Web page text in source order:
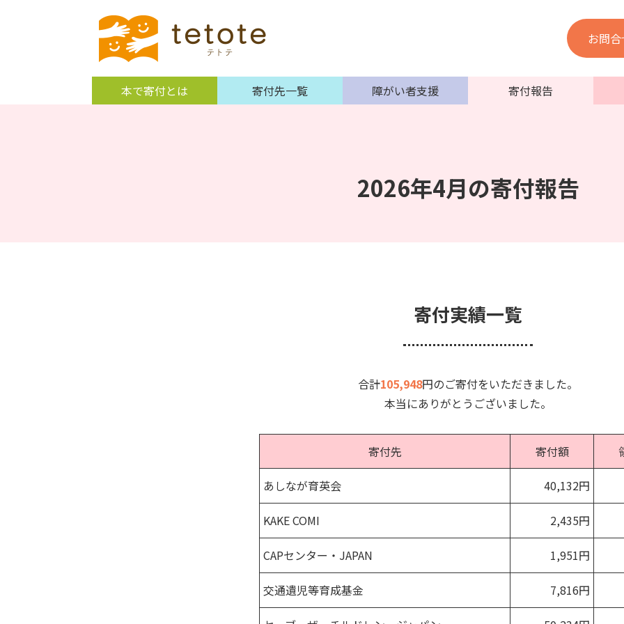
お問
本で寄付とは 寄付先一覧 障がい者支援 寄付報告
2026年4月の寄付報告
寄付実績一覧
合計105,948円のご寄付をいただきました。
本当にありがとうございました。
寄付先 寄付額
あしなが育英会 40,132円
KAKE COMI 2,435円
CAPセンター・JAPAN 1,951円
交通遺児等育成基金 7,816円